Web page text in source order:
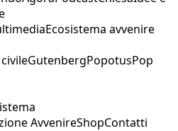
Ecosistema avvenire
GutenbergPopotusPop
AvvenireShopContatti